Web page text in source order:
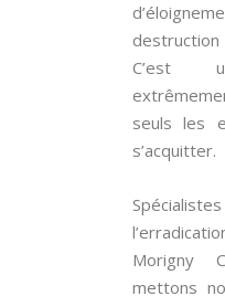
C’est
seuls les
s’acquitter.
Morigny
mettons